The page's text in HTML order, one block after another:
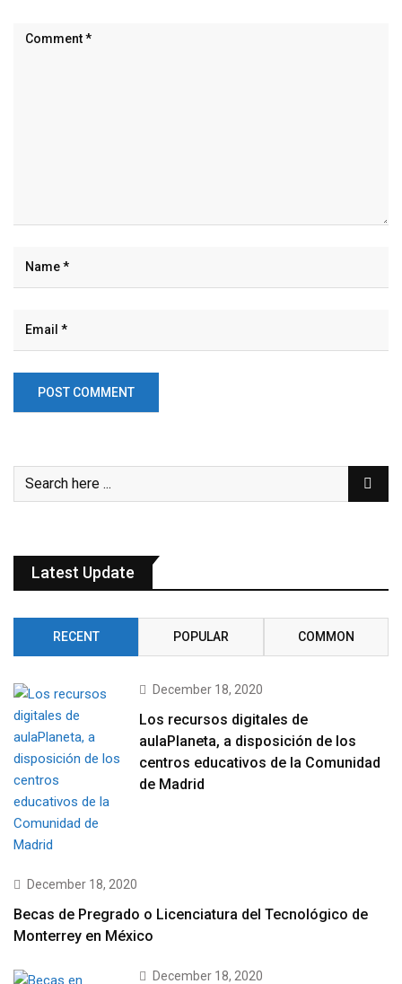
Latest Update
RECENT POPULAR COMMON
December 18, 2020
Los recursos digitales de
aulaPlaneta, a disposición de los
centros educativos de la Comunidad
de Madrid
December 18, 2020
Becas de Pregrado o Licenciatura del Tecnológico de
Monterrey en México
December 18, 2020